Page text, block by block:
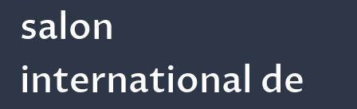
salon
international de